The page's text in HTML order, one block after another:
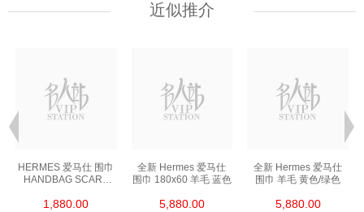
近似推介
HERMES 爱马仕 围巾
HANDBAG SCARF
1,880.00
全新 Hermes 爱马仕
围巾 180x60 羊毛 蓝色
5,880.00
全新 Hermes 爱马仕
围巾 羊毛 黄色/绿色
5,880.00